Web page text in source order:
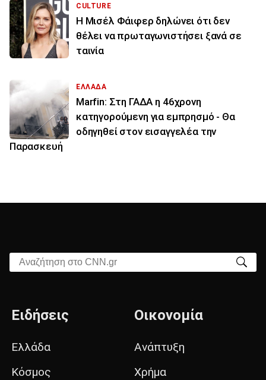
CULTURE
Η Μισέλ Φάιφερ δηλώνει ότι δεν
θέλει να πρωταγωνιστήσει ξανά σε
ταινία
ΕΛΛΑΔΑ
Marfin: Στη ΓΑΔΑ η 46χρονη
κατηγορούμενη για εμπρησμό - Θα
οδηγηθεί στον εισαγγελέα την
Παρασκευή
Αναζήτηση στο CNN.gr
Ειδήσεις
Ελλάδα
Κόσμος
Οικονομία
Ανάπτυξη
Χρήμα